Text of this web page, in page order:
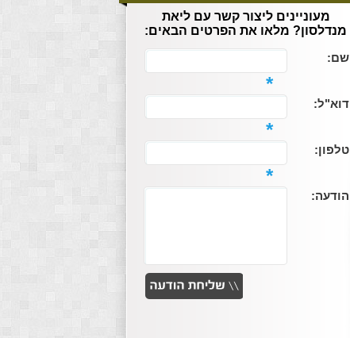
מעוניינים ליצור קשר עם ליאת
מנדלסון? מלאו את הפרטים הבאים:
שם:
*
דוא"ל:
*
טלפון:
*
הודעה: